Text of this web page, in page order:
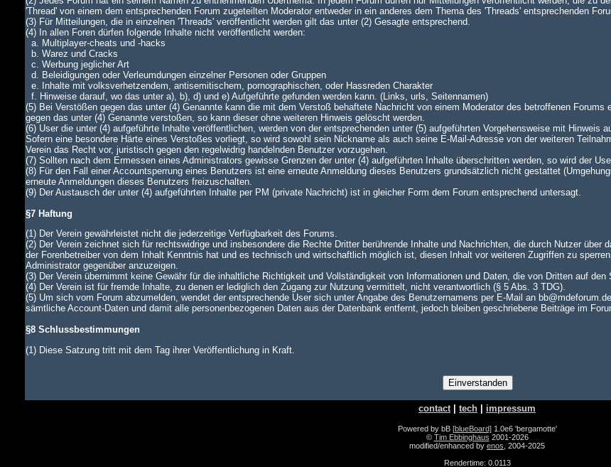
'Thread' von einem dem entsprechenden Forum zugeteilten Moderator entweder in ein anderes dem Thema des 'Threads' entsprechenden
(3) Für Mitteilungen, die in einzelnen 'Threads' veröffentlicht werden gilt das unter (2) Gesagte entsprechend.
(4) In allen Foren dürfen folgende Inhalte nicht veröffentlicht werden:
a. Multiplayer-cheats und -hacks
b. Warez und Cracks
c. Werbung jeglicher Art
d. Beleidigungen oder Verleumdungen einzelner Personen oder Gruppen
e. Inhalte mit volksverhetzendem, antisemitischem, pornographischen, oder Hassreden Charakter
f. Hinweise darauf, wo das unter a), b), d) und e) Aufgeführte gefunden werden kann. (Links, urls, Seitennamen)
(5) Bei Verstößen gegen das unter (4) Genannte kann die mit dem Verstoß behaftete Nachricht von einem Moderator des betroffenen
gegen das unter (4) Genannte verstoßen, so kann dieser ohne weiteren Hinweis gelöscht werden.
(6) User die unter (4) aufgeführte Inhalte veröffentlichen, werden von der entsprechenden unter (5) aufgeführten Vorgehensweise mit Hinweis
Sofern eine besondere Härte eines Verstoßes vorliegt, so wird sowohl sein Nickname als auch seine E-Mail-Adresse von der weiteren
Verein das Recht vor, juristisch gegen den regelwidrig handelnden Benutzer vorzugehen.
(7) Sollten nach dem Ermessen eines Administrators gewisse Grenzen der unter (4) aufgeführten Inhalte überschritten werden, so wird der
(8) Für den Fall einer Accountsperrung eines Benutzers ist eine erneute Anmeldung dieses Benutzers grundsätzlich nicht gestattet
erneute Anmeldungen dieses Benutzers freizuschalten.
(9) Der Austausch der unter (4) aufgeführten Inhalte per PM (private Nachricht) ist in gleicher Form dem Forum entsprechend untersagt.
§7 Haftung
(1) Der Verein gewährleistet nicht die jederzeitige Verfügbarkeit des Forums.
(2) Der Verein zeichnet sich für rechtswidrige und insbesondere die Rechte Dritter berührende Inhalte und Nachrichten, die durch Nutzer
der Forenbetreiber von dem Inhalt Kenntnis hat und es technisch und wirtschaftlich möglich ist, diesen Inhalt vor weiteren Zugriffen zu
Administrator gegenüber anzuzeigen.
(3) Der Verein übernimmt keine Gewähr für die inhaltliche Richtigkeit und Vollständigkeit von Informationen und Daten, die von Dritten auf
(4) Der Verein ist für fremde Inhalte, zu denen er lediglich den Zugang zur Nutzung vermittelt, nicht verantwortlich (§ 5 Abs. 3 TDG).
(5) Um sich vom Forum abzumelden, wendet der entsprechende User sich unter Angabe des Benutzernamens per E-Mail an
sämtliche Account-Daten und damit alle personenbezogenen Daten aus der Datenbank entfernt, jedoch bleiben geschriebene Beiträge im
§8 Schlussbestimmungen
(1) Diese Satzung tritt mit dem Tag ihrer Veröffentlichung in Kraft.
contact| tech impressum
Powered by bB [blueBoard] 1.0e6 'bergamotte'
© Tim Ebbinghaus 2001-2026
modified/enhanced by enos , 2004-2025
Rendertime: 0.0113